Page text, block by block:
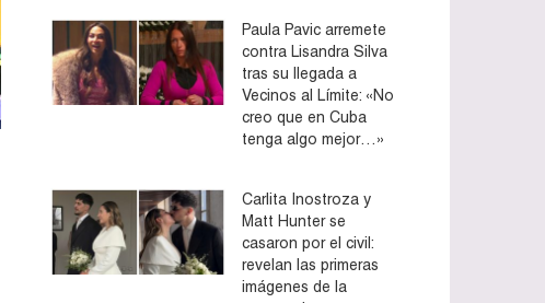
Paula Pavic arremete
contra Lisandra Silva
tras su llegada a
Vecinos al Límite: «No
creo que en Cuba
tenga algo mejor…»
Carlita Inostroza y
Matt Hunter se
casaron por el civil:
revelan las primeras
imágenes de la